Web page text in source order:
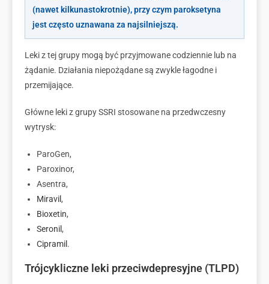
(nawet kilkunastokrotnie), przy czym paroksetyna
jest często uznawana za najsilniejszą.
Leki z tej grupy mogą być przyjmowane codziennie lub na
żądanie. Działania niepożądane są zwykle łagodne i
przemijające.
Główne leki z grupy SSRI stosowane na przedwczesny
wytrysk:
ParoGen,
Paroxinor,
Asentra,
Miravil ,
Bioxetin,
Seronil ,
Cipramil .
Trójcykliczne leki przeciwdepresyjne (TLPD)